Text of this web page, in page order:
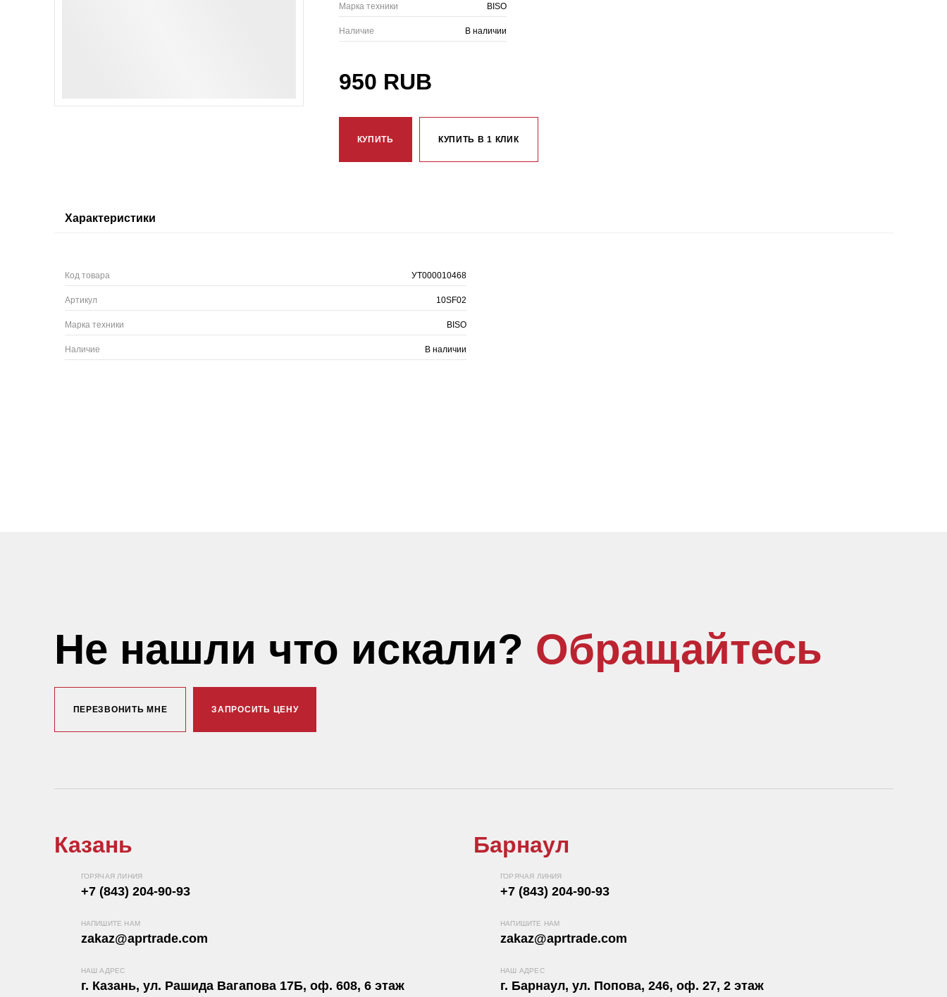
Марка техники BISO
Наличие В наличии
950 RUB
КУПИТЬ КУПИТЬ В 1 КЛИК
Характеристики
Код товара УТ000010468
Артикул 10SF02
Марка техники BISO
Наличие В наличии
Не нашли что искали? Обращайтесь
ПЕРЕЗВОНИТЬ МНЕ ЗАПРОСИТЬ ЦЕНУ
Казань
ГОРЯЧАЯ ЛИНИЯ
+7 (843) 204-90-93
НАПИШИТЕ НАМ
zakaz@aprtrade.com
НАШ АДРЕС
г. Казань, ул. Рашида Вагапова 17Б, оф. 608, 6 этаж
Барнаул
ГОРЯЧАЯ ЛИНИЯ
+7 (843) 204-90-93
НАПИШИТЕ НАМ
zakaz@aprtrade.com
НАШ АДРЕС
г. Барнаул, ул. Попова, 246, оф. 27, 2 этаж